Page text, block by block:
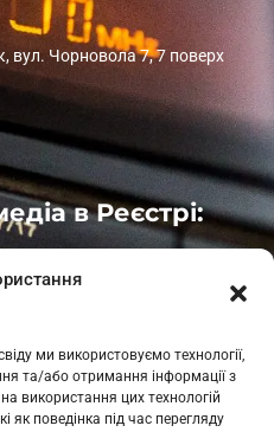
ми використовуємо технології,
та/або отримання інформації з
використання цих технологій
як поведінка під час перегляду
вул. Чорновола 7, 7 поверх
в Реєстрі: